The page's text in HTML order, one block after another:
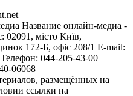
Название онлайн-медиа -
02091, місто Київ,
172-Б, офіс 208/1 E-mail:
Телефон: 044-205-43-00
06068
размещённых на
ссылки на